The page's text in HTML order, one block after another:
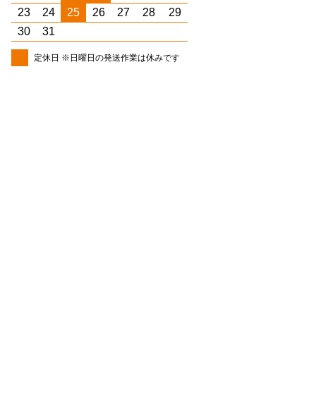
23
24 25 26 27 28
29
30
31
定休日 ※日曜日の発送作業は休みです